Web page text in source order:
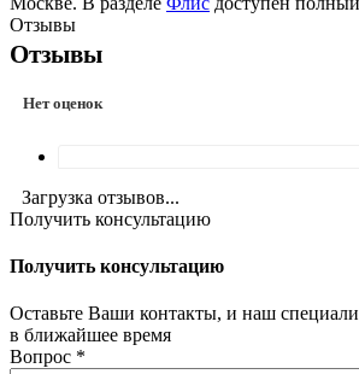
Отзывы
Отзывы
Нет оценок
Загрузка отзывов...
Получить консультацию
Получить консультацию
Оставьте Ваши контакты, и наш
в ближайшее время
Вопрос *